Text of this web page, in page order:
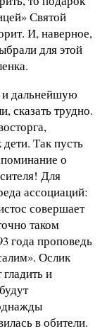
Святой
И, наверное,
для этой
и дальнейшую
сказать трудно.
Так пусть
о
Для
ассоциаций:
совершает
таком
года проповедь
Ослик
и
в обители.